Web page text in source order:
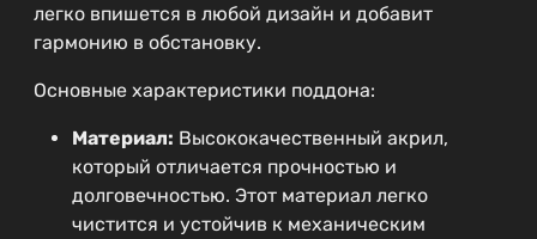
легко впишется в любой дизайн и добавит
гармонию в обстановку.
Основные характеристики поддона:
Материал: Высококачественный акрил,
который отличается прочностью и
долговечностью. Этот материал легко
чистится и устойчив к механическим